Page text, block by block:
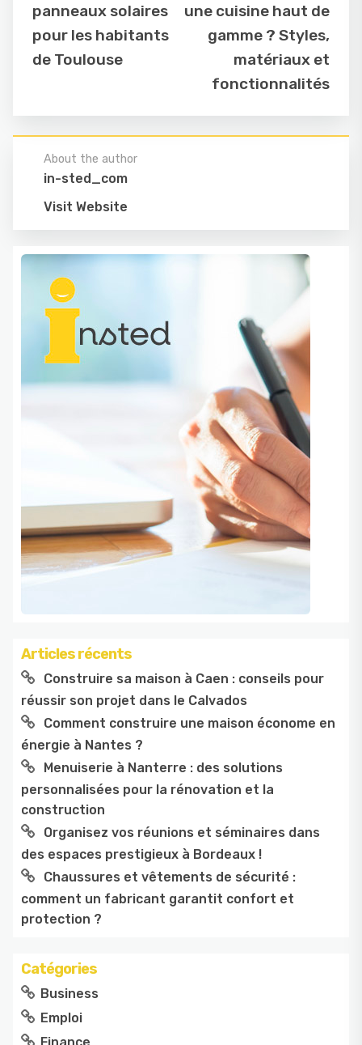
panneaux solaires
pour les habitants
de Toulouse
une cuisine haut de
gamme ? Styles,
matériaux et
fonctionnalités
About the author
in-sted_com
Visit Website
Articles récents
Construire sa maison à Caen : conseils pour
réussir son projet dans le Calvados
Comment construire une maison économe en
énergie à Nantes ?
Menuiserie à Nanterre : des solutions
personnalisées pour la rénovation et la
construction
Organisez vos réunions et séminaires dans
des espaces prestigieux à Bordeaux !
Chaussures et vêtements de sécurité :
comment un fabricant garantit confort et
protection ?
Catégories
Business
Emploi